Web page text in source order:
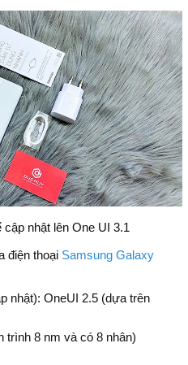
nhật lên One UI 3.1
điện thoại Samsung Galaxy
nhật): OneUI 2.5 (dựa trên
trình 8 nm và có 8 nhân)